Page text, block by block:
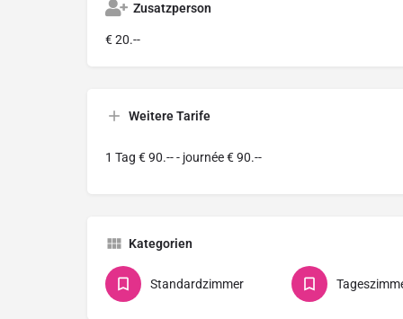
Zusatzperson
€ 20.--
Weitere Tarife
1 Tag € 90.-- - journée € 90.--
Kategorien
Standardzimmer